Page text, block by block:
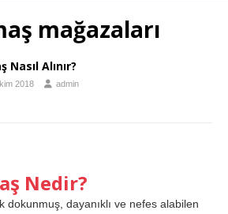
mağazaları
Nasıl Alınır?
2018 admin
Nedir?
dokunmuş, dayanıklı ve nefes alabilen